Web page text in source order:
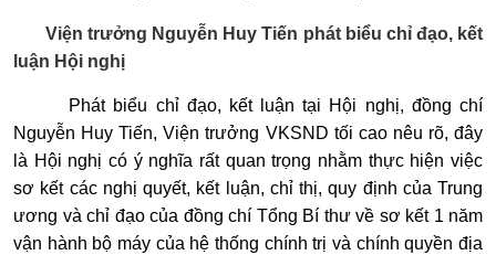
Viện trưởng Nguyễn Huy Tiến phát biểu chỉ đạo, kết
luận Hội nghị
Phát biểu chỉ đạo, kết luận tại Hội nghị, đồng chí
Nguyễn Huy Tiến, Viện trưởng VKSND tối cao nêu rõ, đây
là Hội nghị có ý nghĩa rất quan trọng nhằm thực hiện việc
sơ kết các nghị quyết, kết luận, chỉ thị, quy định của Trung
ương và chỉ đạo của đồng chí Tổng Bí thư về sơ kết 1 năm
vận hành bộ máy của hệ thống chính trị và chính quyền địa